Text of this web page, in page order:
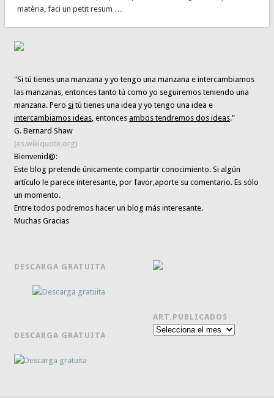
matèria, faci un petit resum …
"Si tú tienes una manzana y yo tengo una manzana e intercambiamos
las manzanas, entonces tanto tú como yo seguiremos teniendo una
manzana. Pero si tú tienes una idea y yo tengo una idea e
intercambiamos ideas , entoncesambos tendremos dos ideas."
G. Bernard Shaw
(es.wikiquote.org)
Bienvenid@:
Este blog pretende únicamentecompartir conocimiento. Si algún
artículo le parece interesante,por favor,aporte su comentario. Es sólo
un momento.
Entre todos podremos hacer un blog más interesante.
Muchas Gracias
DESCARGA GRATUITA
DESCARGA GRATUITA
ART.PUBLICADOS
Art.publicados